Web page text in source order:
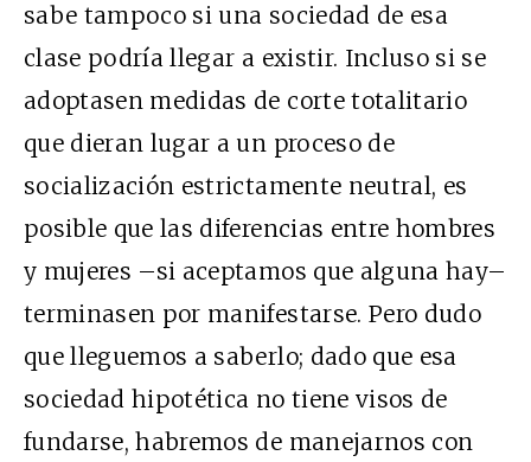
sabe tampoco si una sociedad de esa
clase podría llegar a existir. Incluso si se
adoptasen medidas de corte totalitario
que dieran lugar a un proceso de
socialización estrictamente neutral, es
posible que las diferencias entre hombres
y mujeres –si aceptamos que alguna hay–
terminasen por manifestarse. Pero dudo
que lleguemos a saberlo; dado que esa
sociedad hipotética no tiene visos de
fundarse, habremos de manejarnos con